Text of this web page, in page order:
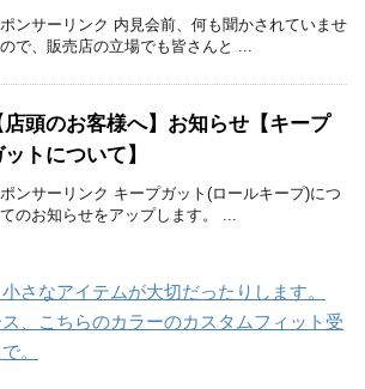
ンサーリンク 内見会前、何も聞かされていませ
で、販売店の立場でも皆さんと ...
店頭のお客様へ】お知らせ【キープ
ットについて】
ンサーリンク キープガット(ロールキープ)につ
のお知らせをアップします。 ...
さなアイテムが大切だったりします。
、こちらのカラーのカスタムフィット受
。